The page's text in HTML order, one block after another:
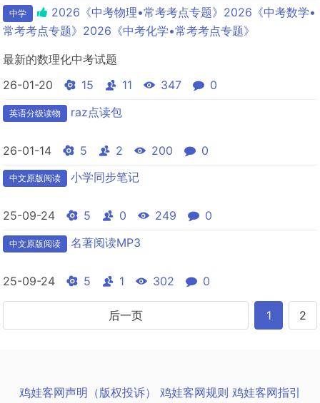
中学
2026《中考物理•常考考点专题》2026《中考数学•
常考考点专题》2026《中考化学•常考考点专题》
最新的数理化中考试题
26-01-20
15 11 347 0
英语分级读物 raz点读包
26-01-14 5 2 200 0
中文原版阅读 小学同步笔记
25-09-24 5 0 249 0
中文原版阅读 名著阅读MP3
25-09-24 5 1 302 0
后一页 1 2
鸡娃客网声明（版权投诉） 鸡娃客网规则 鸡娃客网指引